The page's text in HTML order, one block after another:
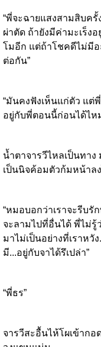
“พี่จะฉายแสงสามสิบค
ผ่าตัด ถ้ายังมีค่ามะเร็ง
โมอีก แต่ถ้าโชคดีไม่มี
ต่อกัน”
“มันคงฟังเห็นแก่ตัว แต่
อยู่กับพี่ตอนนี้ก่อนได้ไห
น้ำตาจารวีไหลเป็นทา
เป็นนิจค้อมตัวก้มหน้าล
“หมอบอกว่าเราจะรีบรั
จะลามไปที่อื่นได้ พี่ไม่รู้
มาไม่เป็นอย่างที่เราห
มี...อยู่กับจาได้รึเปล่า”
“พี่ธร”
จารวีสะอื้นไห้โผเข้าก